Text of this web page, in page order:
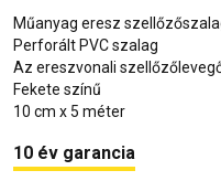
Műanyag eresz
Perforált PVC szalag
Az ereszvonali
Fekete színű
10 cm x 5 méter
10 év garancia